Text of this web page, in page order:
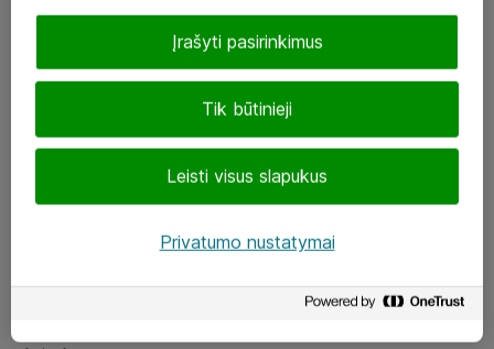
LinkedIn
Tik būtinieji
Leisti visus slapukus
Įrašyti pasirinkimus
Privatumo nustatymai